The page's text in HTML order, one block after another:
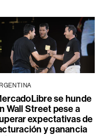
se hunde
Wall Street pese a
expectativas de
y ganancia